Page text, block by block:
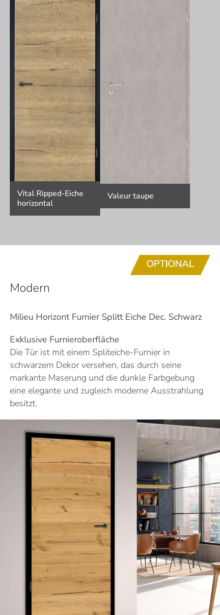
Vital Ripped-Eiche
horizontal
Valeur taupe
Modern
Milieu Horizont Furnier Splitt Eiche Dec. Schwarz
Exklusive Furnieroberfläche
Die Tür ist mit einem Spliteiche-Furnier in
schwarzem Dekor versehen, das durch seine
markante Maserung und die dunkle Farbgebung
eine elegante und zugleich moderne Ausstrahlung
besitzt.